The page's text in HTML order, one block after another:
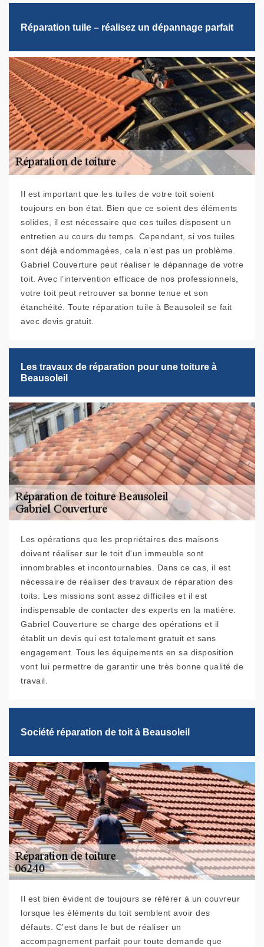
Réparation tuile – réalisez un dépannage parfait
Il est important que les tuiles de votre toit soient
toujours en bon état. Bien que ce soient des éléments
solides, il est nécessaire que ces tuiles disposent un
entretien au cours du temps. Cependant, si vos tuiles
sont déjà endommagées, cela n’est pas un problème.
Gabriel Couverture peut réaliser le dépannage de votre
toit. Avec l’intervention efficace de nos professionnels,
votre toit peut retrouver sa bonne tenue et son
étanchéité. Toute réparation tuile à Beausoleil se fait
avec devis gratuit.
Les travaux de réparation pour une toiture à
Beausoleil
Les opérations que les propriétaires des maisons
doivent réaliser sur le toit d'un immeuble sont
innombrables et incontournables. Dans ce cas, il est
nécessaire de réaliser des travaux de réparation des
toits. Les missions sont assez difficiles et il est
indispensable de contacter des experts en la matière.
Gabriel Couverture se charge des opérations et il
établit un devis qui est totalement gratuit et sans
engagement. Tous les équipements en sa disposition
vont lui permettre de garantir une très bonne qualité de
travail.
Société réparation de toit à Beausoleil
Il est bien évident de toujours se référer à un couvreur
lorsque les éléments du toit semblent avoir des
défauts. C’est dans le but de réaliser un
accompagnement parfait pour toute demande que